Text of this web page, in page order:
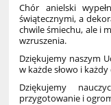
Chór anielski
świątecznymi, a
chwile śmiechu, ale i
wzruszenia.
Dziękujemy naszym
w każde słowo i
Dziękujemy
przygotowanie i